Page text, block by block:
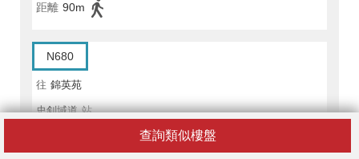
查詢類似樓盤
距離 90m
N680
往 錦英苑
史釗域道 站